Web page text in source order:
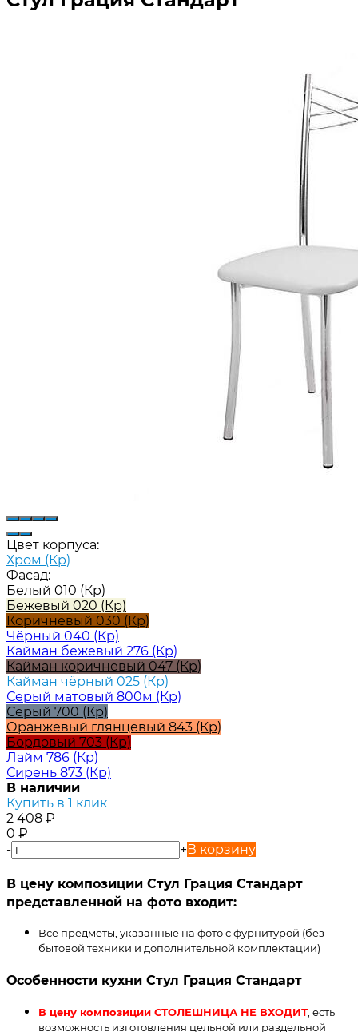
Цвет корпуса:
Хром (Кр)
Фасад:
Белый 010 (Кр)
Бежевый 020 (Кр)
Коричневый 030 (Кр)
Чёрный 040 (Кр)
Кайман бежевый 276 (Кр)
Кайман коричневый 047 (Кр)
Кайман чёрный 025 (Кр)
Серый матовый 800м (Кр)
Серый 700 (Кр)
Оранжевый глянцевый 843 (Кр)
Бордовый 703 (Кр)
Лайм 786 (Кр)
Сирень 873 (Кр)
В наличии
Купить в 1 клик
2 408 ₽
0 ₽
-
+В корзину
В цену композиции Стул Грация Стандарт
представленной на фото входит:
Все предметы, указанные на фото с фурнитурой (без
бытовой техники и дополнительной комплектации)
Особенности кухни Стул Грация Стандарт
В цену композиции СТОЛЕШНИЦА НЕ ВХОДИТ, есть
возможность изготовления цельной или раздельной